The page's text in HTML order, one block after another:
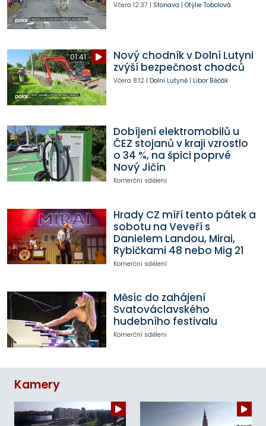
Včera 12:37 | Stonava | Otýlie Tobolová
01:41
Nový chodník v Dolní Lutyni
zvýší bezpečnost chodců
Včera 8:12| Dolní Lutyně| Libor Běčák
Dobíjení elektromobilů u
ČEZ stojanů v kraji vzrostlo
o 34 %, na špici poprvé
Nový Jičín
Komerční sdělení
Hrady CZ míří tento pátek a
sobotu na Veveří s
Danielem Landou, Mirai,
Rybičkami 48 nebo Mig 21
Komerční sdělení
Měsíc do zahájení
Svatováclavského
hudebního festivalu
Komerční sdělení
Kamery